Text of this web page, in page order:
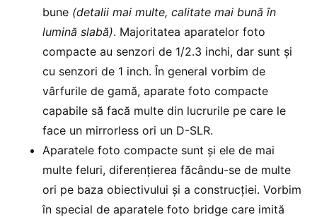
bune (detalii mai multe, calitate mai bună în
lumină slabă). Majoritatea aparatelor foto
compacte au senzori de 1/2.3 inchi, dar sunt și
cu senzori de 1 inch. În general vorbim de
vârfurile de gamă, aparate foto compacte
capabile să facă multe din lucrurile pe care le
face un mirrorless ori un D-SLR.
Aparatele foto compacte sunt și ele de mai
multe feluri, diferențierea făcându-se de multe
ori pe baza obiectivului și a construcției. Vorbim
în special de aparatele foto bridge care imită